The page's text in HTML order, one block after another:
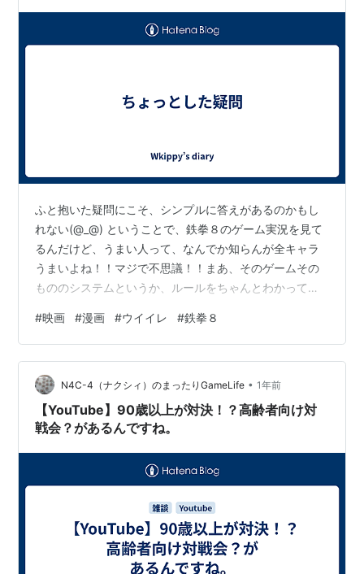
ふと抱いた疑問にこそ、シンプルに答えがあるのかもし
れない(@_@) ということで、鉄拳８のゲーム実況を見て
るんだけど、うまい人って、なんでか知らんが全キャラ
うまいよね！！マジで不思議！！まあ、そのゲームその
もののシステムというか、ルールをちゃんとわかってる
しかできないうえに、普通に弱いときたもんだ！！！と
りあえず、鉄拳８はまだやったことないけど、過去の鉄
拳だと、投げ抜けと下段攻撃が裁けなかったからな。そ
りゃ負けるよ！！！ 今、そういうゲームもやりたいんだ
よね！！でも、パチもそうなんだけど、ゲームとか、一
人でやっててもつまらないか…
#映画 #漫画 #ウイイレ #鉄拳８
N4C-4（ナクシィ）のまったりGameLife • 1年前
【YouTube】90歳以上が対決！？高齢者向け対
戦会？があるんですね。